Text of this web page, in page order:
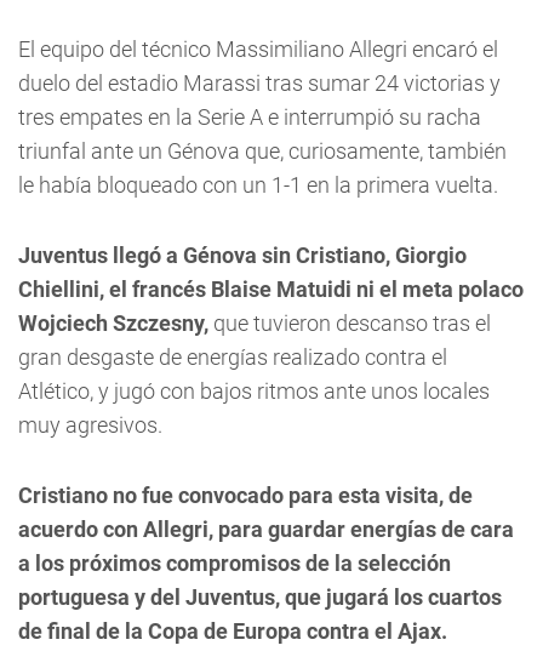
El equipo del técnico Massimiliano Allegri encaró el
duelo del estadio Marassi tras sumar 24 victorias y
tres empates en la Serie A e interrumpió su racha
triunfal ante un Génova que, curiosamente, también
le había bloqueado con un 1-1 en la primera vuelta.
Juventus llegó a Génova sin Cristiano, Giorgio
Chiellini, el francés Blaise Matuidi ni el meta polaco
Wojciech Szczesny, que tuvieron descanso tras el
gran desgaste de energías realizado contra el
Atlético, y jugó con bajos ritmos ante unos locales
muy agresivos.
Cristiano no fue convocado para esta visita, de
acuerdo con Allegri, para guardar energías de cara
a los próximos compromisos de la selección
portuguesa y del Juventus, que jugará los cuartos
de final de la Copa de Europa contra el Ajax.